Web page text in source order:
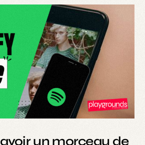
un morceau de